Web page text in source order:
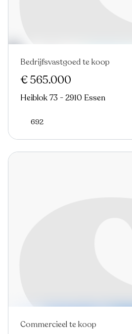
Bedrijfsvastgoed te koop
€ 565.000
Heiblok 73 - 2910 Essen
692
Commercieel te koop